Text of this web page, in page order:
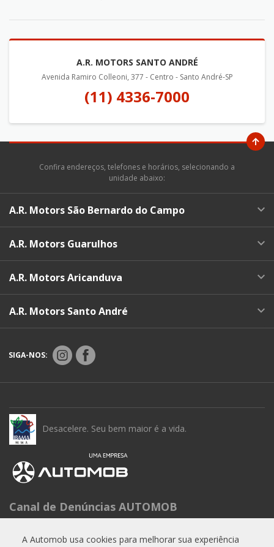
A Automob usa cookies para melhorar sua experiência
A.R. MOTORS SANTO ANDRÉ
Avenida Ramiro Colleoni, 377 - Centro - Santo André-SP
(11) 4336-7000
Confira endereços, telefones e horários, selecionando a
unidade abaixo:
A.R. Motors São Bernardo do Campo
A.R. Motors Guarulhos
A.R. Motors Aricanduva
A.R. Motors Santo André
SIGA-NOS:
Desacelere. Seu bem maior é a vida.
Canal de Denúncias AUTOMOB
Telefone: 0800 288 6662